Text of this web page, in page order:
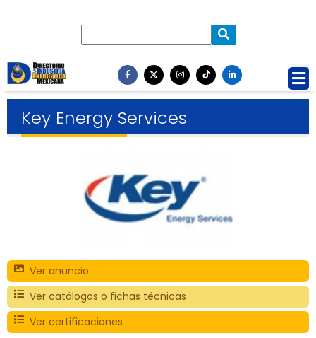
Key Energy Services
Ver anuncio
Ver catálogos o fichas técnicas
Ver certificaciones